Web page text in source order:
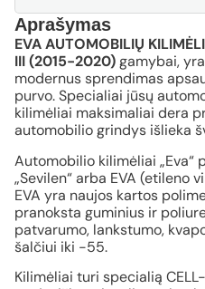
Aprašymas
EVA AUTOMOBILIŲ
III (2015-2020)gamybai,
modernus sprendimas
purvo. Specialiai jūsų
kilimėliai maksimaliai dera
automobilio grindys išlieka
Automobilio kilimėliai „Eva“
„Sevilen“ arba EVA (etileno
EVA yra naujos kartos
pranoksta guminius ir
patvarumo, lankstumo,
šalčiui iki -55.
Kilimėliai turi specialią